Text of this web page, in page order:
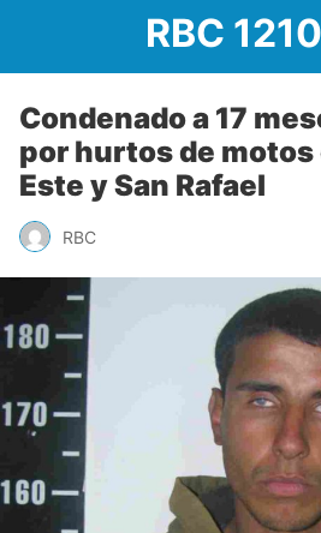
RBC
Condenado a 17
por hurtos de motos
Este y San Rafael
RBC